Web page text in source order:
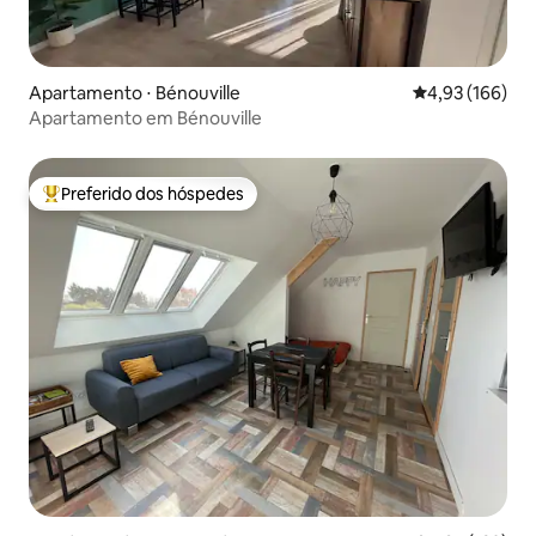
Apartamento ⋅ Bénouville 4,93 de uma
4,93 (166)
Apartamento em Bénouville
Entre os melhores preferidos dos hóspedes
Preferido dos hóspedes